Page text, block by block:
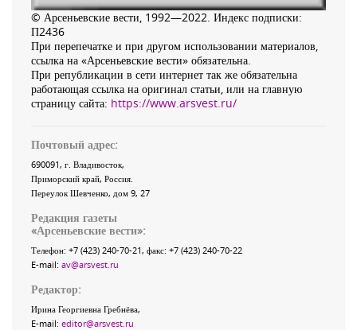
© Арсеньевские вести, 1992—2022. Индекс подписки:
П2436
При перепечатке и при другом использовании материалов,
ссылка на «Арсеньевские вести» обязательна.
При републикации в сети интернет так же обязательна
работающая ссылка на оригинал статьи, или на главную
страницу сайта: https://www.arsvest.ru/
Почтовый адрес:
690091, г. Владивосток,
Приморский край, Россия
Переулок Шевченко, дом 9, 27
Редакция газеты
«Арсеньевские вести»:
Телефон: +7 (423) 240-70-21, факс: +7 (423) 240-70-22
E-mail: av@arsvest.ru
Редактор:
Ирина Георгиевна Гребнёва,
E-mail: editor@arsvest.ru